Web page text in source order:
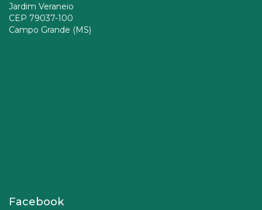
Jardim Veraneio
CEP 79037-100
Campo Grande (MS)
Facebook